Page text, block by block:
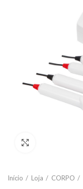
Início Loja CORPO